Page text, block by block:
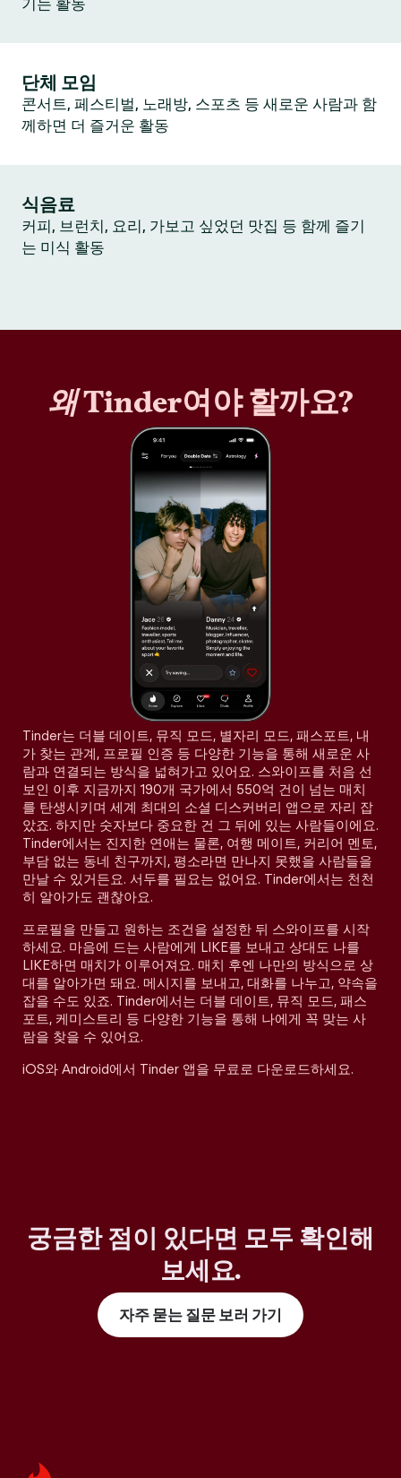
기는 활동
단체 모임
콘서트, 페스티벌, 노래방, 스포츠 등 새로운 사람과 함
께하면 더 즐거운 활동
식음료
커피, 브런치, 요리, 가보고 싶었던 맛집 등 함께 즐기
는 미식 활동
왜Tinder여야 할까요?
Tinder는 더블 데이트, 뮤직 모드, 별자리 모드, 패스포트, 내
가 찾는 관계, 프로필 인증 등 다양한 기능을 통해 새로운 사
람과 연결되는 방식을 넓혀가고 있어요. 스와이프를 처음 선
보인 이후 지금까지 190개 국가에서 550억 건이 넘는 매치
를 탄생시키며 세계 최대의 소셜 디스커버리 앱으로 자리 잡
았죠. 하지만 숫자보다 중요한 건 그 뒤에 있는 사람들이에요.
Tinder에서는 진지한 연애는 물론, 여행 메이트, 커리어 멘토,
부담 없는 동네 친구까지, 평소라면 만나지 못했을 사람들을
만날 수 있거든요. 서두를 필요는 없어요. Tinder에서는 천천
히 알아가도 괜찮아요.
프로필을 만들고 원하는 조건을 설정한 뒤 스와이프를 시작
하세요. 마음에 드는 사람에게 LIKE를 보내고 상대도 나를
LIKE하면 매치가 이루어져요. 매치 후엔 나만의 방식으로 상
대를 알아가면 돼요. 메시지를 보내고, 대화를 나누고, 약속을
잡을 수도 있죠. Tinder에서는 더블 데이트, 뮤직 모드, 패스
포트, 케미스트리 등 다양한 기능을 통해 나에게 꼭 맞는 사
람을 찾을 수 있어요.
iOS와 Android에서 Tinder 앱을 무료로 다운로드하세요.
궁금한 점이 있다면 모두 확인해
보세요.
자주 묻는 질문 보러 가기